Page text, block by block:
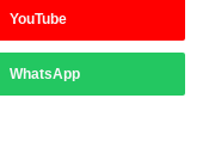
YouTube
WhatsApp